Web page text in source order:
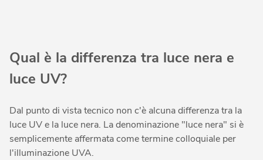
Qual è la differenza tra luce nera e
luce UV?
Dal punto di vista tecnico non c'è alcuna differenza tra la
luce UV e la luce nera. La denominazione "luce nera" si è
semplicemente affermata come termine colloquiale per
l'illuminazione UVA.